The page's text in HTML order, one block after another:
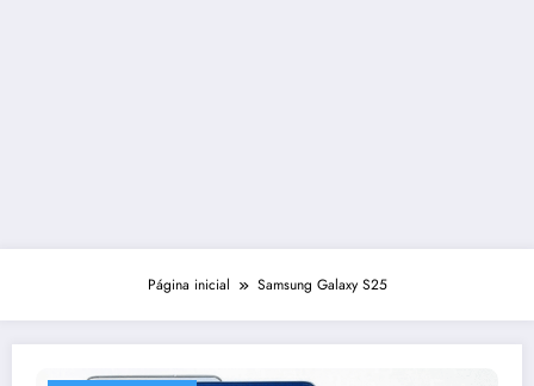
Página inicial Samsung Galaxy S25